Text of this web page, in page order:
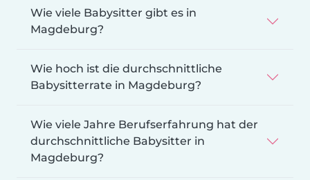
Wie viele Babysitter gibt es in
Magdeburg?
Wie hoch ist die durchschnittliche
Babysitterrate in Magdeburg?
Wie viele Jahre Berufserfahrung hat der
durchschnittliche Babysitter in
Magdeburg?